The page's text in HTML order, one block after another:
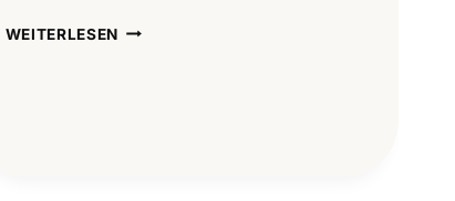
WEITERLESEN DOJOEINWEIHUNG